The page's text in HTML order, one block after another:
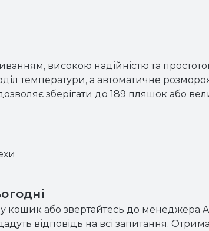
високою надійністю та
температури, а автоматичне
зберігати до 189 пляшок або
або звертайтесь до менеджера
відповідь на всі запитання.